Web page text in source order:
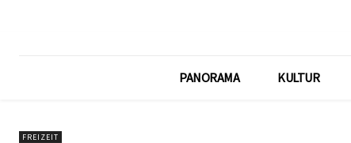
PANORAMA KULTUR
FREIZEIT